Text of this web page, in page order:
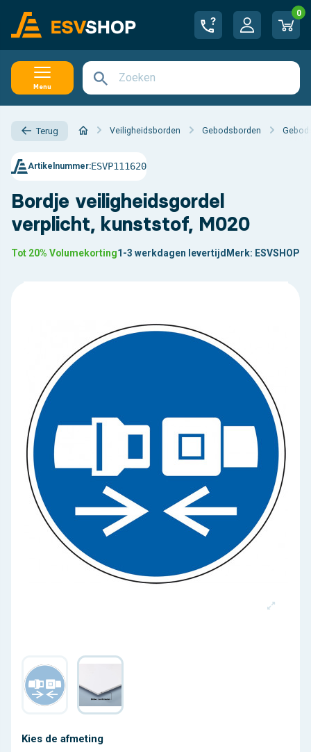
0
Menu
Terug Veiligheidsborden Gebodsborden
Bordje veiligheidsgordel
verplicht, kunststof, M020
Artikelnummer:ESVP111620
Tot 20% Volumekorting1-3 werkdagen levertijd Merk: ESVSHOP
Kies de afmeting